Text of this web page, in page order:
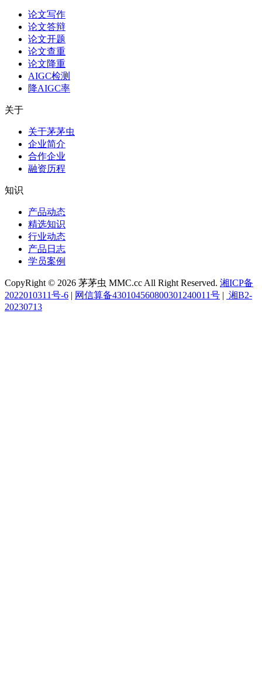
论文写作
论文答辩
论文开题
论文查重
论文降重
AIGC检测
降AIGC率
关于
关于茅茅虫
企业简介
合作企业
融资历程
知识
产品动态
精选知识
行业动态
产品日志
学员案例
CopyRight © 2026 茅茅虫 MMC.cc All Right Reserved. 湘ICP备
2022010311号-6 | 网信算备430104560800301240011号 | 湘B2-
20230713